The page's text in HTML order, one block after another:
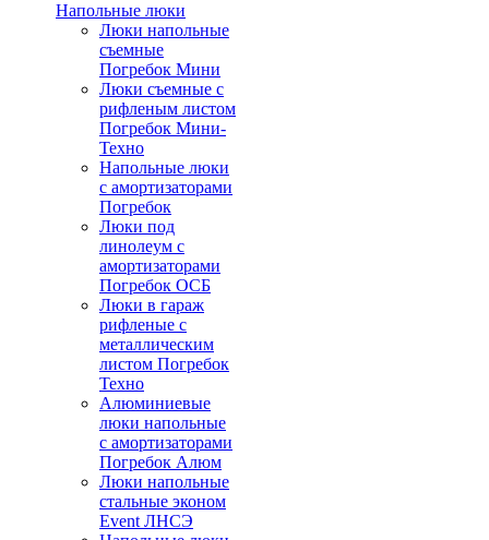
Напольные люки
Люки напольные
съемные
Погребок Мини
Люки съемные с
рифленым листом
Погребок Мини-
Техно
Напольные люки
с амортизаторами
Погребок
Люки под
линолеум с
амортизаторами
Погребок ОСБ
Люки в гараж
рифленые с
металлическим
листом Погребок
Техно
Алюминиевые
люки напольные
с амортизаторами
Погребок Алюм
Люки напольные
стальные эконом
Event ЛНСЭ